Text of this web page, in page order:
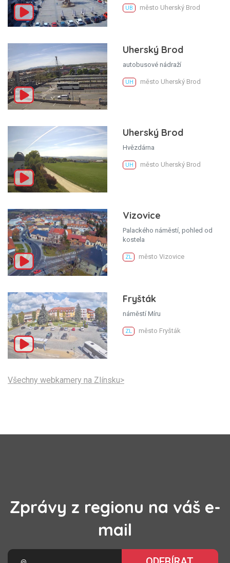
UB město Uherský Brod
Uherský Brod
autobusové nádraží
UH město Uherský Brod
Uherský Brod
Hvězdárna
UH město Uherský Brod
Vizovice
Palackého náměstí, pohled od
kostela
ZL město Vizovice
Fryšták
náměstí Míru
ZL město Fryšták
Všechny webkamery na Zlínsku>
Zprávy z regionu na váš e-
mail